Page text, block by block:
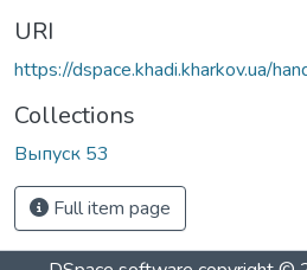
URI
https://dspace.khadi.kharkov.ua/
Collections
Выпуск 53
Full item page